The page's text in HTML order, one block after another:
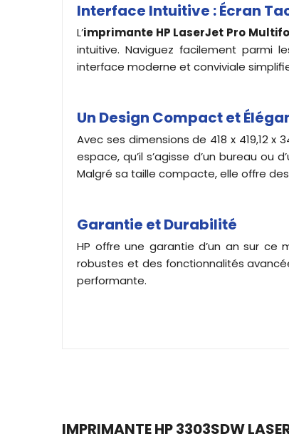
Interface Intuitive : Écran
L’imprimante HP LaserJet Pro
intuitive. Naviguez facilement parmi
interface moderne et conviviale
Un Design Compact et
Avec ses dimensions de 418 x 419,12 x
espace, qu’il s’agisse d’un bureau
Malgré sa taille compacte, elle offre
Garantie et Durabilité
HP offre une garantie d’un an sur
robustes et des fonctionnalités
performante.
IMPRIMANTE HP 3303SDW